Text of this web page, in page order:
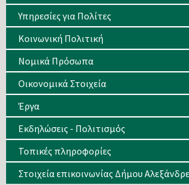
Υπηρεσίες για Πολίτες
Κοινωνική Πολιτική
Νομικά Πρόσωπα
Οικονομικά Στοιχεία
Έργα
Εκδηλώσεις - Πολιτισμός
Τοπικές πληροφορίες
Στοιχεία επικοινωνίας Δήμου